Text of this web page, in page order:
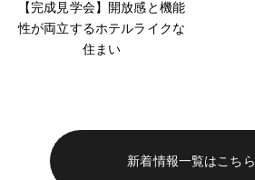
【完成見学会】開放感と機能
性が両立するホテルライクな
住まい
新着情報一覧はこちら